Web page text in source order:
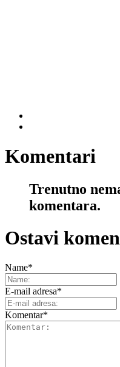
Komentari
Trenutno
komentara.
Ostavi
Name*
E-mail adresa*
Komentar*